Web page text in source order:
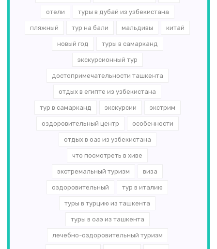
отели туры в дубай из узбекистана
пляжный тур на бали мальдивы китай
новый год туры в самарканд
экскурсионный тур
достопримечательности ташкента
отдых в египте из узбекистана
тур в самарканд экскурсии экстрим
оздоровительный центр особенности
отдых в оаэ из узбекистана
что посмотреть в хиве
экстремальный туризм виза
оздоровительный тур в италию
туры в турцию из ташкента
туры в оаэ из ташкента
лечебно-оздоровительный туризм